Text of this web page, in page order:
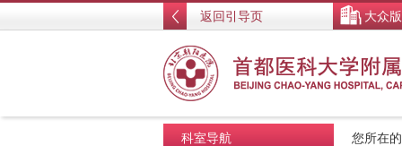
返回引导页 大众版
您所在
科室导航